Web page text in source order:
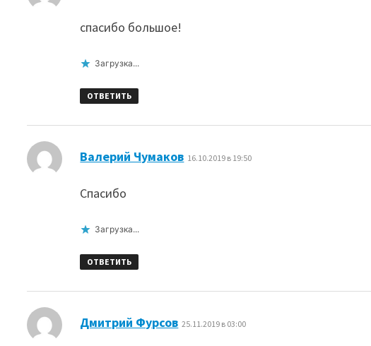
спасибо большое!
Загрузка...
ОТВЕТИТЬ
Валерий Чумаков 16.10.2019 в 19:50
Спасибо
Загрузка...
ОТВЕТИТЬ
Дмитрий Фурсов 25.11.2019 в 03:00